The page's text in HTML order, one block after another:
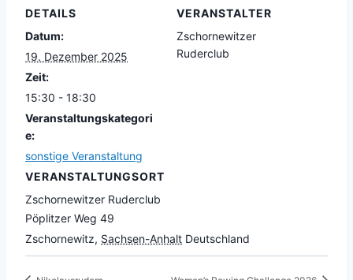
DETAILS
Datum:
19. Dezember 2025
Zeit:
15:30 - 18:30
Veranstaltungskategori
e:
sonstige Veranstaltung
VERANSTALTUNGSORT
Zschornewitzer Ruderclub
Pöplitzer Weg 49
Zschornewitz, Sachsen-Anhalt Deutschland
VERANSTALTER
Zschornewitzer
Ruderclub